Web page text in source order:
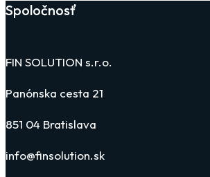
Spoločnosť
FIN SOLUTION s.r.o.
Panónska cesta 21
851 04 Bratislava
info@finsolution.sk